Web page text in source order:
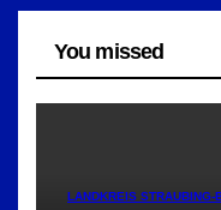
You missed
LANDKREIS STRAUBING-